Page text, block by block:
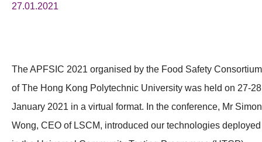
27.01.2021
The APFSIC 2021 organised by the Food Safety Consortium
of The Hong Kong Polytechnic University was held on 27-28
January 2021 in a virtual format. In the conference, Mr Simon
Wong, CEO of LSCM, introduced our technologies deployed